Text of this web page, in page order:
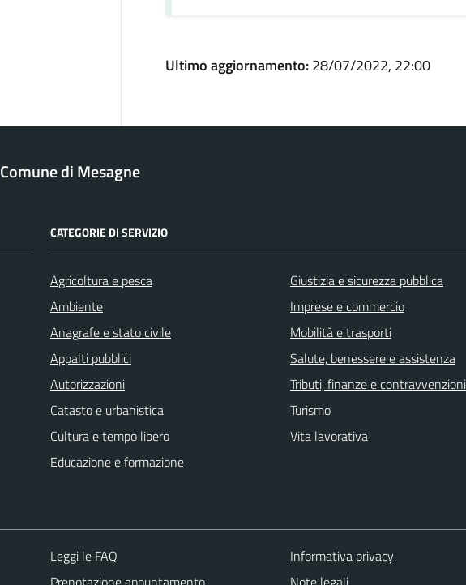
Ultimo aggiornamento:28/07/2022, 22:00
Comune di Mesagne
CATEGORIE DI SERVIZIO
Agricoltura e pesca
Ambiente
Anagrafe e stato civile
Appalti pubblici
Autorizzazioni
Catasto e urbanistica
Cultura e tempo libero
Educazione e formazione
Giustizia e sicurezza pubblica
Imprese e commercio
Mobilità e trasporti
Salute, benessere e assistenza
Tributi, finanze e contravvenzioni
Turismo
Vita lavorativa
Leggi le FAQ
Informativa privacy